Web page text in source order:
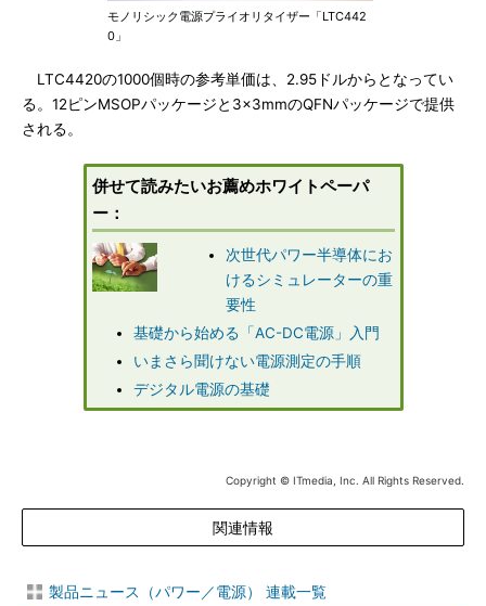
モノリシック電源プライオリタイザー「LTC442
0」
LTC4420の1000個時の参考単価は、2.95ドルからとなってい
る。12ピンMSOPパッケージと3×3mmのQFNパッケージで提供
される。
併せて読みたいお薦めホワイトペーパ
ー：
次世代パワー半導体にお
けるシミュレーターの重
要性
基礎から始める「AC-DC電源」入門
いまさら聞けない電源測定の手順
デジタル電源の基礎
Copyright © ITmedia, Inc. All Rights Reserved.
関連情報
製品ニュース（パワー／電源） 連載一覧